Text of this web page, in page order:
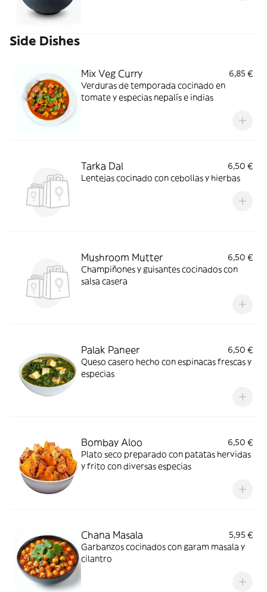
Side Dishes
Mix Veg Curry
6,85 €
Verduras de temporada cocinado en
tomate y especias nepalís e indias
Tarka Dal
6,50 €
Lentejas cocinado con cebollas y hierbas
Mushroom Mutter
6,50 €
Champiñones y guisantes cocinados con
salsa casera
Palak Paneer
6,50 €
Queso casero hecho con espinacas frescas y
especias
Bombay Aloo
6,50 €
Plato seco preparado con patatas hervidas
y frito con diversas especias
Chana Masala
5,95 €
Garbanzos cocinados con garam masala y
cilantro